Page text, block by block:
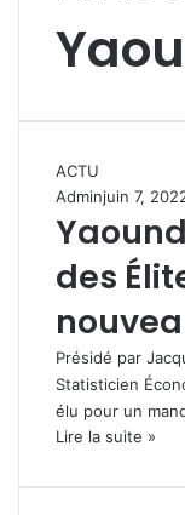
ACTU
Adminjuin 7,
des
Présidé par
Statisticien
élu pour un
Lire la suite »